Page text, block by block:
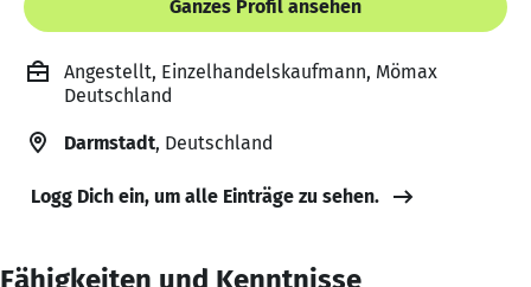
Ganzes Profil ansehen
Angestellt, Einzelhandelskaufmann, Mömax
Deutschland
Darmstadt, Deutschland
Logg Dich ein, um alle Einträge zu sehen.
Fähigkeiten und Kenntnisse